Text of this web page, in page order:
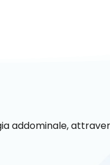
addominale,